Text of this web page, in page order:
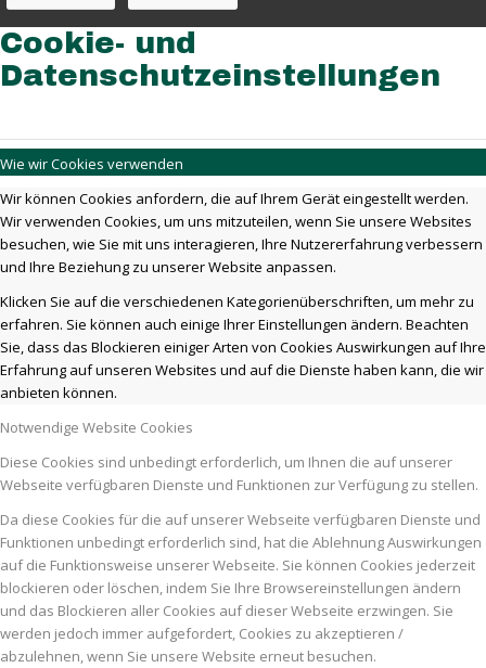
Cookie- und
Datenschutzeinstellungen
Wie wir Cookies verwenden
Wir können Cookies anfordern, die auf Ihrem Gerät eingestellt werden.
Wir verwenden Cookies, um uns mitzuteilen, wenn Sie unsere Websites
besuchen, wie Sie mit uns interagieren, Ihre Nutzererfahrung verbessern
und Ihre Beziehung zu unserer Website anpassen.
Klicken Sie auf die verschiedenen Kategorienüberschriften, um mehr zu
erfahren. Sie können auch einige Ihrer Einstellungen ändern. Beachten
Sie, dass das Blockieren einiger Arten von Cookies Auswirkungen auf Ihre
Erfahrung auf unseren Websites und auf die Dienste haben kann, die wir
anbieten können.
Notwendige Website Cookies
Diese Cookies sind unbedingt erforderlich, um Ihnen die auf unserer
Webseite verfügbaren Dienste und Funktionen zur Verfügung zu stellen.
Da diese Cookies für die auf unserer Webseite verfügbaren Dienste und
Funktionen unbedingt erforderlich sind, hat die Ablehnung Auswirkungen
auf die Funktionsweise unserer Webseite. Sie können Cookies jederzeit
blockieren oder löschen, indem Sie Ihre Browsereinstellungen ändern
und das Blockieren aller Cookies auf dieser Webseite erzwingen. Sie
werden jedoch immer aufgefordert, Cookies zu akzeptieren /
abzulehnen, wenn Sie unsere Website erneut besuchen.